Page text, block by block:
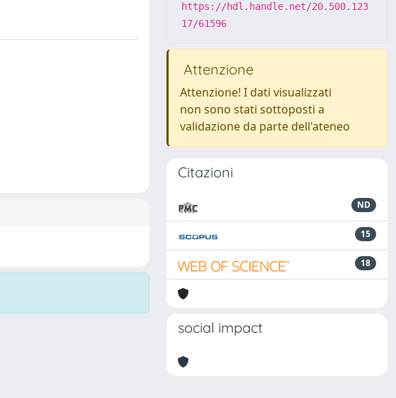
https://hdl.handle.net/20.500.123
17/61596
Attenzione
Attenzione! I dati visualizzati
non sono stati sottoposti a
validazione da parte dell'ateneo
Citazioni
ND
15
18
social impact